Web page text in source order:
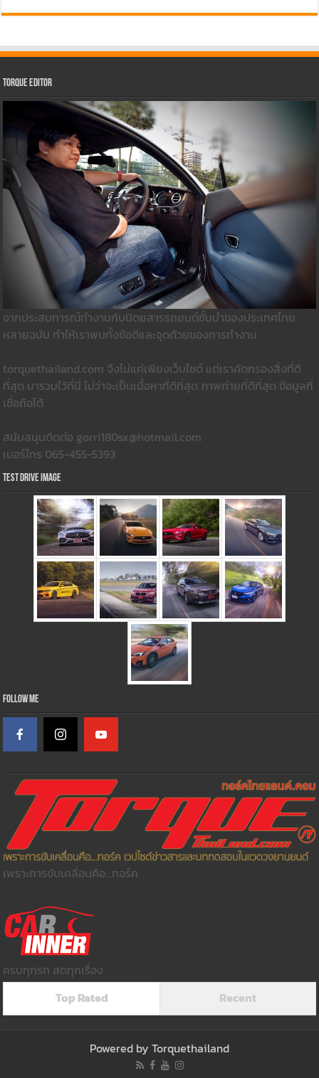
Torque Editor
จากประสบการณ์ทำงานกับนิตยสารรถยนต์ชั้นนำของประเทศไทย
หลายฉบับ ทำให้เราพบทั้งข้อดีและจุดด้วยของการทำงาน
torquethailand.com จึงไม่แค่เพียงเว็บไซต์ แต่เราคัดกรองสิ่งที่ดี
ที่สุด มารวมใว้ที่นี่ ไม่ว่าจะเป็นเนื้อหาที่ดีที่สุด ภาพถ่ายที่ดีที่สุด ข้อมูลที่
เชื่อถือได้
สนับสนุนติดต่อ gorri180sx@hotmail.com
เบอร์โทร 065-455-5393
Test Drive Image
Follow Me
เพราะการขับเคลื่อนคือ...ทอร์ค
ครบทุกรถ สดทุกเรื่อง
Top Rated
Recent
Powered by Torquethailand